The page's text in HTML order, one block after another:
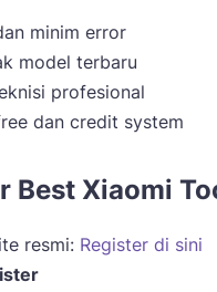
minim error
model terbaru
profesional
dan credit system
Best Xiaomi
resmi: Register di sini